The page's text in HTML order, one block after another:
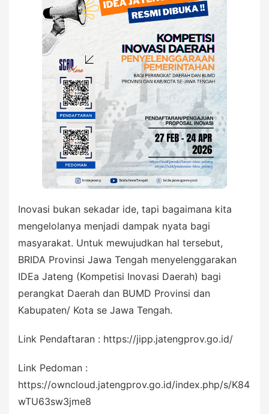
Inovasi bukan sekadar ide, tapi bagaimana kita
mengelolanya menjadi dampak nyata bagi
masyarakat. Untuk mewujudkan hal tersebut,
BRIDA Provinsi Jawa Tengah menyelenggarakan
IDEa Jateng (Kompetisi Inovasi Daerah) bagi
perangkat Daerah dan BUMD Provinsi dan
Kabupaten/ Kota se Jawa Tengah.
Link Pendaftaran : https://jipp.jatengprov.go.id/
Link Pedoman :
https://owncloud.jatengprov.go.id/index.php/s/K84
wTU63sw3jme8